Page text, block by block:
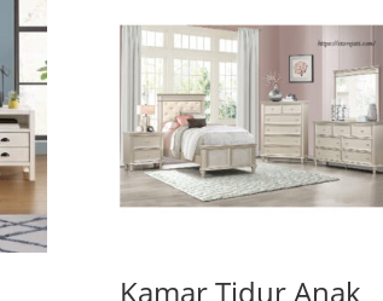
Kamar Tidur Anak